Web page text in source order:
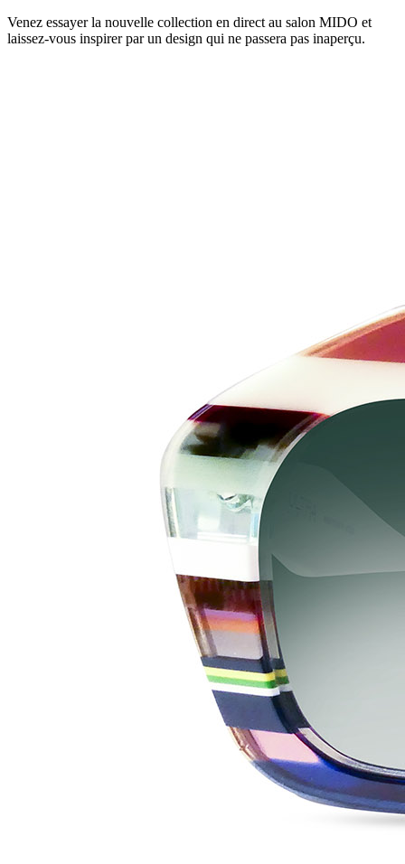
Venez essayer la nouvelle collection en direct au salon MIDO et
laissez-vous inspirer par un design qui ne passera pas inaperçu.